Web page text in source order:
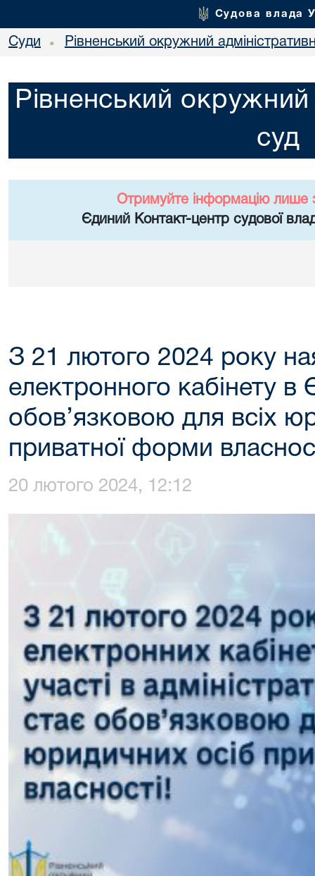
Судова влада
Суди • Рівненський окружний
Рівненський окружний
суд
Отримуйте інформацію лише
Єдиний Контакт-центр судової
З 21 лютого 2024 року
електронного кабінету в
обов’язковою для всіх
приватної форми
20 лютого 2024, 12:12